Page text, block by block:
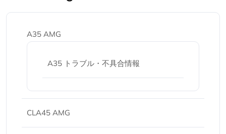
A35 AMG
A35 トラブル・不具合情報
CLA45 AMG